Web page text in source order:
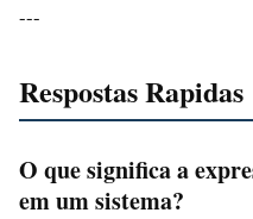
---
Respostas Rapidas
O que significa a
em um sistema?